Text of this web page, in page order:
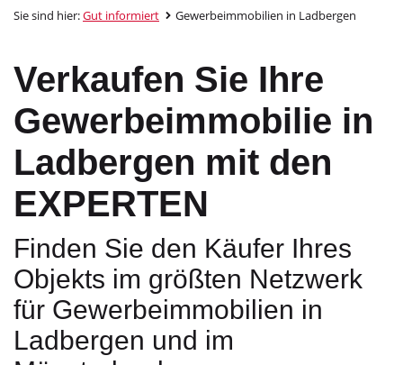
Sie sind hier:Gut informiert Gewerbeimmobilien in Ladbergen
Verkaufen Sie Ihre
Gewerbeimmobilie in
Ladbergen mit den
EXPERTEN
Finden Sie den Käufer Ihres
Objekts im größten Netzwerk
für Gewerbeimmobilien in
Ladbergen und im